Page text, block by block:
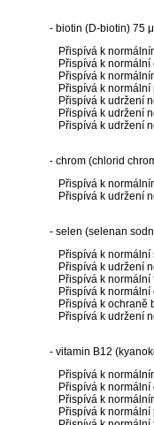
- biotin (D-biotin) 75
Přispívá k
Přispívá k
Přispívá k
Přispívá k
Přispívá k udržení
Přispívá k udržení
Přispívá k udržení
- chrom (chlorid
Přispívá k
Přispívá k udržení
- selen (selenan
Přispívá k
Přispívá k udržení
Přispívá k
Přispívá k
Přispívá k ochraně
Přispívá k udržení
- vitamin B12
Přispívá k
Přispívá k
Přispívá k
Přispívá k